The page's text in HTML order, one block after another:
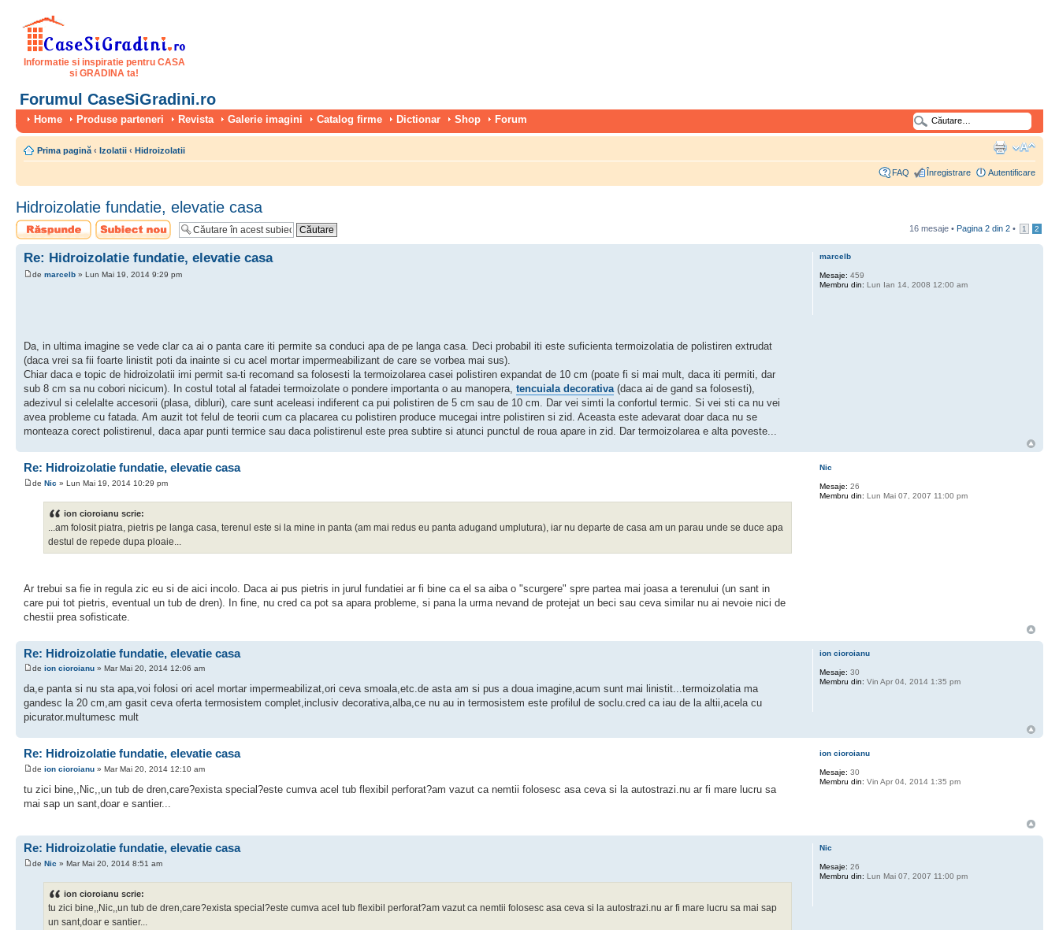
Informatie si inspiratie pentru CASA
si GRADINA ta!
Forumul CaseSiGradini.ro
Home Produse parteneri Revista Galerie imagini Catalog firme Dictionar Shop Forum
Prima pagină ‹ Izolatii ‹ Hidroizolatii
FAQ Înregistrare Autentificare
Hidroizolatie fundatie, elevatie casa
Scrie un răspuns
Scrie un subiect
nou
16 mesaje • Pagina 2 din 2 • 1 2
Re: Hidroizolatie fundatie, elevatie casa
de marcelb » Lun Mai 19, 2014 9:29 pm
Da, in ultima imagine se vede clar ca ai o panta care iti permite sa conduci apa de pe langa casa. Deci probabil iti este suficienta termoizolatia de polistiren extrudat
(daca vrei sa fii foarte linistit poti da inainte si cu acel mortar impermeabilizant de care se vorbea mai sus).
Chiar daca e topic de hidroizolatii imi permit sa-ti recomand sa folosesti la termoizolarea casei polistiren expandat de 10 cm (poate fi si mai mult, daca iti permiti, dar
sub 8 cm sa nu cobori nicicum). In costul total al fatadei termoizolate o pondere importanta o au manopera, tencuiala decorativa(daca ai de gand sa folosesti),
adezivul si celelalte accesorii (plasa, dibluri), care sunt aceleasi indiferent ca pui polistiren de 5 cm sau de 10 cm. Dar vei simti la confortul termic. Si vei sti ca nu vei
avea probleme cu fatada. Am auzit tot felul de teorii cum ca placarea cu polistiren produce mucegai intre polistiren si zid. Aceasta este adevarat doar daca nu se
monteaza corect polistirenul, daca apar punti termice sau daca polistirenul este prea subtire si atunci punctul de roua apare in zid. Dar termoizolarea e alta poveste...
marcelb
Mesaje: 459
Membru din: Lun Ian 14, 2008 12:00 am
Re: Hidroizolatie fundatie, elevatie casa
de Nic » Lun Mai 19, 2014 10:29 pm
ion cioroianu scrie:
...am folosit piatra, pietris pe langa casa, terenul este si la mine in panta (am mai redus eu panta adugand umplutura), iar nu departe de casa am un parau unde se duce apa
destul de repede dupa ploaie...
Ar trebui sa fie in regula zic eu si de aici incolo. Daca ai pus pietris in jurul fundatiei ar fi bine ca el sa aiba o "scurgere" spre partea mai joasa a terenului (un sant in
care pui tot pietris, eventual un tub de dren). In fine, nu cred ca pot sa apara probleme, si pana la urma nevand de protejat un beci sau ceva similar nu ai nevoie nici de
chestii prea sofisticate.
Nic
Mesaje: 26
Membru din: Lun Mai 07, 2007 11:00 pm
Re: Hidroizolatie fundatie, elevatie casa
de ion cioroianu » Mar Mai 20, 2014 12:06 am
da,e panta si nu sta apa,voi folosi ori acel mortar impermeabilizat,ori ceva smoala,etc.de asta am si pus a doua imagine,acum sunt mai linistit...termoizolatia ma
gandesc la 20 cm,am gasit ceva oferta termosistem complet,inclusiv decorativa,alba,ce nu au in termosistem este profilul de soclu.cred ca iau de la altii,acela cu
picurator.multumesc mult
ion cioroianu
Mesaje: 30
Membru din: Vin Apr 04, 2014 1:35 pm
Re: Hidroizolatie fundatie, elevatie casa
de ion cioroianu » Mar Mai 20, 2014 12:10 am
tu zici bine,,Nic,,un tub de dren,care?exista special?este cumva acel tub flexibil perforat?am vazut ca nemtii folosesc asa ceva si la autostrazi.nu ar fi mare lucru sa
mai sap un sant,doar e santier...
ion cioroianu
Mesaje: 30
Membru din: Vin Apr 04, 2014 1:35 pm
Re: Hidroizolatie fundatie, elevatie casa
de Nic » Mar Mai 20, 2014 8:51 am
ion cioroianu scrie:
tu zici bine,,Nic,,un tub de dren,care?exista special?este cumva acel tub flexibil perforat?am vazut ca nemtii folosesc asa ceva si la autostrazi.nu ar fi mare lucru sa mai sap
un sant,doar e santier...
Nic
Mesaje: 26
Membru din: Lun Mai 07, 2007 11:00 pm